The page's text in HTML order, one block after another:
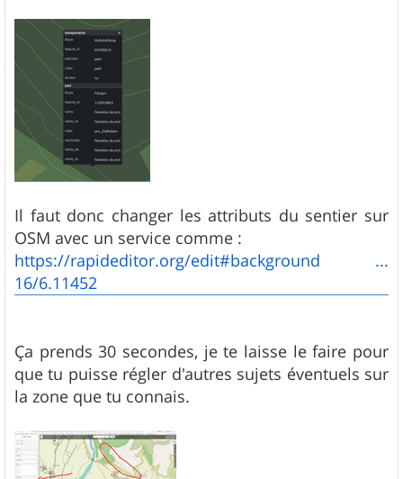
Il faut donc changer les attributs du sentier sur
OSM avec un service comme :
https://rapideditor.org/edit#background ...
16/6.11452
Ça prends 30 secondes, je te laisse le faire pour
que tu puisse régler d'autres sujets éventuels sur
la zone que tu connais.